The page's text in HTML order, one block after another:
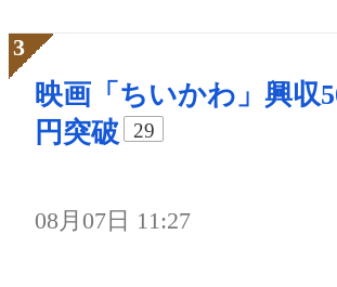
映画「ちいかわ」興収
円突破
29
08月07日 11:27